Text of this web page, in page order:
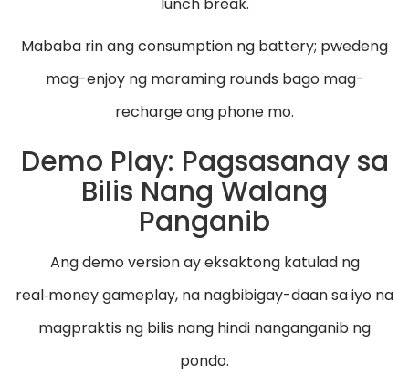
Mababa rin ang consumption ng battery; pwedeng
mag-enjoy ng maraming rounds bago mag-
recharge ang phone mo.
Demo Play: Pagsasanay sa
Bilis Nang Walang
Panganib
Ang demo version ay eksaktong katulad ng
real‑money gameplay, na nagbibigay-daan sa iyo na
magpraktis ng bilis nang hindi nanganganib ng
pondo.